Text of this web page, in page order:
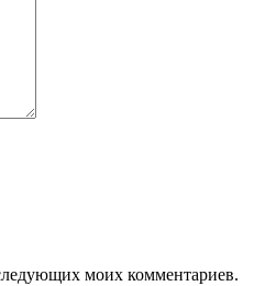
моих комментариев.